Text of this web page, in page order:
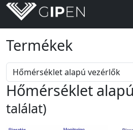
Termékek
Hőmérséklet
találat)